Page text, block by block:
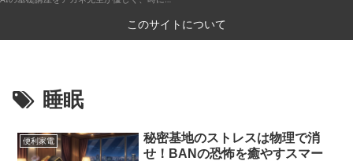
このサイトについて
睡眠
便利家電
秘密基地のストレスは物理で消
せ！BANの恐怖を癒やすスマー